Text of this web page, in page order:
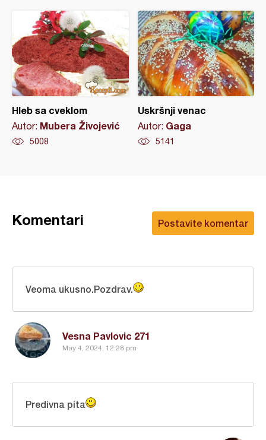
Hleb sa cveklom
Autor: Mubera Živojević
5008
Uskršnji venac
Autor: Gaga
5141
Postavite komentar
Komentari
Vesna Pavlovic 271
May 4, 2024, 12:28 pm
Veoma ukusno.Pozdrav.
Predivna pita